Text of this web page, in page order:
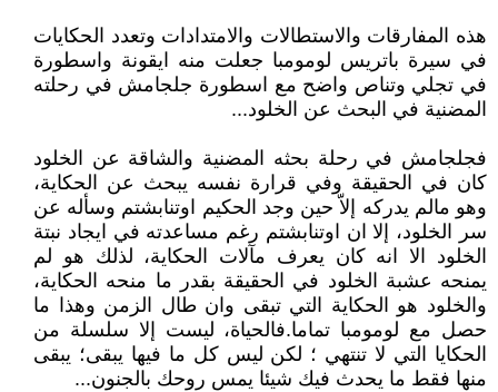
هذه المفارقات والاستطالات والامتدادات وتعدد الحكايات
في سيرة باتريس لومومبا جعلت منه ايقونة واسطورة
في تجلي وتناص واضح مع اسطورة جلجامش في رحلته
المضنية في البحث عن الخلود...
فجلجامش في رحلة بحثه المضنية والشاقة عن الخلود
كان في الحقيقة وفي قرارة نفسه يبحث عن الحكاية،
وهو مالم يدركه إلاّ حين وجد الحكيم اوتنابشتم وسأله عن
سر الخلود، إلا ان اوتنابشتم رغم مساعدته في ايجاد نبتة
الخلود الا انه كان يعرف مآلات الحكاية، لذلك هو لم
يمنحه عشبة الخلود في الحقيقة بقدر ما منحه الحكاية،
والخلود هو الحكاية التي تبقى وان طال الزمن وهذا ما
حصل مع لومومبا تماما.فالحياة، ليست إلا سلسلة من
الحكايا التي لا تنتهي ؛ لكن ليس كل ما فيها يبقى؛ يبقى
منها فقط ما يحدث فيك شيئا يمس روحك بالجنون...